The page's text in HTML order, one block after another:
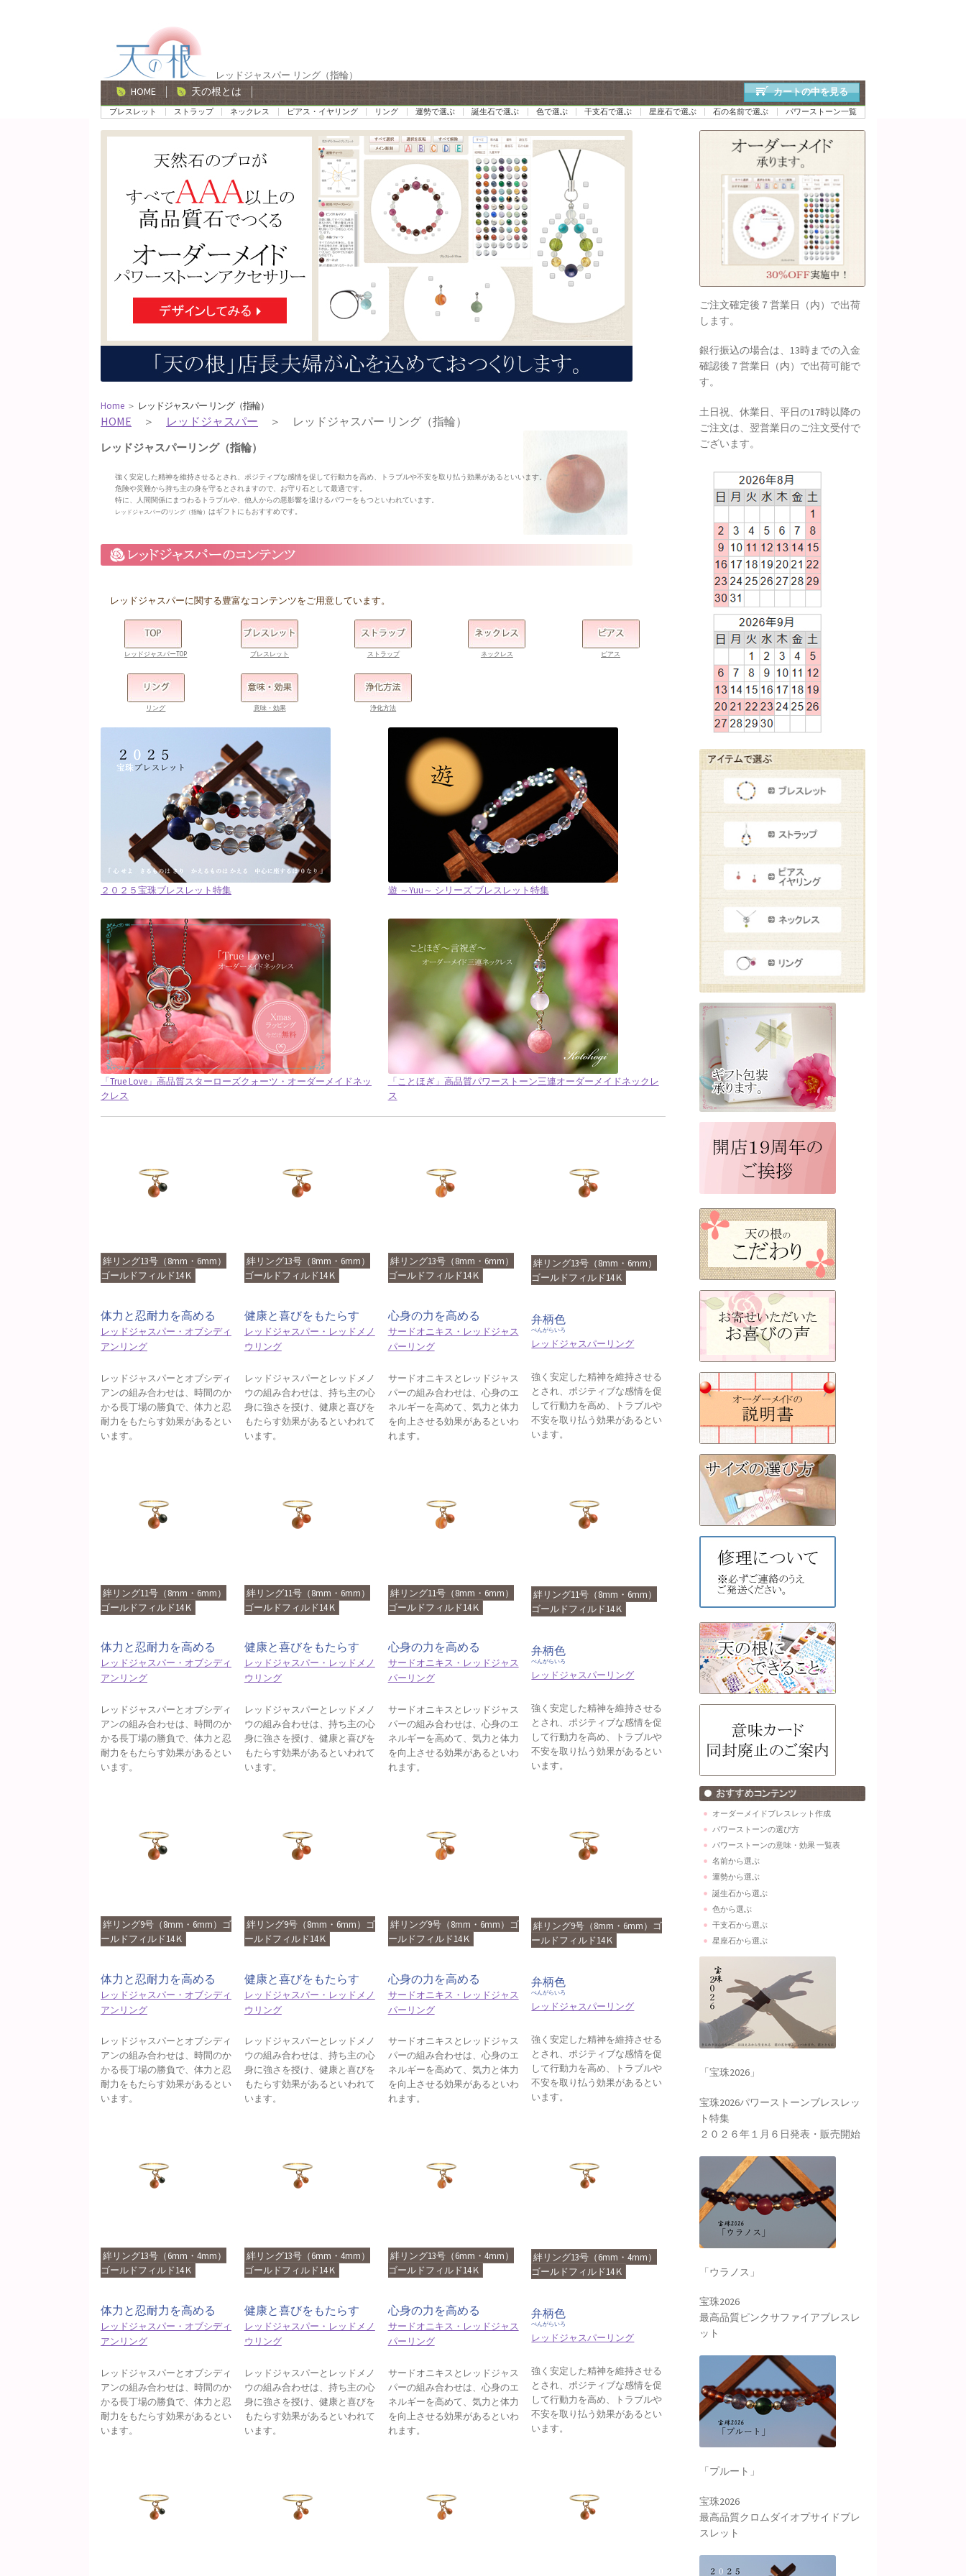
ー
シ
ョ
ン
ン
ツ
へ
ス
レッドジャスパー リング（指輪）
HOME 天の根とは カートの中を見る
ブレスレット ストラップ ネックレス ピアス・イヤリング リング 運勢で選ぶ 誕生石で選ぶ 色で選ぶ 干支石で選ぶ 星座石で選ぶ 石の名前で選ぶ パワーストーン一覧
Home ＞ レッドジャスパー リング（指輪）
HOME ＞ レッドジャスパー ＞ レッドジャスパー リング（指輪）
レッドジャスパーリング（指輪）
強く安定した精神を維持させるとされ、ポジティブな感情を促して行動力を高め、トラブルや不安を取り払う効果があるといいます。
危険や災難から持ち主の身を守るとされますので、お守り石として最適です。
特に、人間関係にまつわるトラブルや、他人からの悪影響を退けるパワーをもつといわれています。
レッドジャスパーの リング（指輪）はギフトにもおすすめです。
レッドジャスパーに関する豊富なコンテンツをご用意しています。
レッドジャスパーTOP ブレスレット ストラップ ネックレス ピアス
リング 意味・効果 浄化方法
２０２５宝珠ブレスレット特集 遊 ～Yuu～ シリーズ ブレスレット特集
「True Love」高品質スターローズクォーツ・オーダーメイドネッ
クレス
「ことほぎ」高品質パワーストーン三連オーダーメイドネックレ
ス
絆リング13号（8mm・6mm）
ゴールドフィルド14Ｋ
体力と忍耐力を高める
レッドジャスパー・オブシディ
アンリング
レッドジャスパーとオブシディ
アンの組み合わせは、時間のか
かる長丁場の勝負で、体力と忍
耐力をもたらす効果があるとい
います。
絆リング13号（8mm・6mm）
ゴールドフィルド14Ｋ
健康と喜びをもたらす
レッドジャスパー・レッドメノ
ウリング
レッドジャスパーとレッドメノ
ウの組み合わせは、持ち主の心
身に強さを授け、健康と喜びを
もたらす効果があるといわれて
います。
絆リング13号（8mm・6mm）
ゴールドフィルド14Ｋ
心身の力を高める
サードオニキス・レッドジャス
パーリング
サードオニキスとレッドジャス
パーの組み合わせは、心身のエ
ネルギーを高めて、気力と体力
を向上させる効果があるといわ
れます。
絆リング13号（8mm・6mm）
ゴールドフィルド14Ｋ
弁柄色
べんがらいろ
レッドジャスパーリング
強く安定した精神を維持させる
とされ、ポジティブな感情を促
して行動力を高め、トラブルや
不安を取り払う効果があるとい
います。
絆リング11号（8mm・6mm）
ゴールドフィルド14Ｋ
体力と忍耐力を高める
レッドジャスパー・オブシディ
アンリング
レッドジャスパーとオブシディ
アンの組み合わせは、時間のか
かる長丁場の勝負で、体力と忍
耐力をもたらす効果があるとい
います。
絆リング11号（8mm・6mm）
ゴールドフィルド14Ｋ
健康と喜びをもたらす
レッドジャスパー・レッドメノ
ウリング
レッドジャスパーとレッドメノ
ウの組み合わせは、持ち主の心
身に強さを授け、健康と喜びを
もたらす効果があるといわれて
います。
絆リング11号（8mm・6mm）
ゴールドフィルド14Ｋ
心身の力を高める
サードオニキス・レッドジャス
パーリング
サードオニキスとレッドジャス
パーの組み合わせは、心身のエ
ネルギーを高めて、気力と体力
を向上させる効果があるといわ
れます。
絆リング11号（8mm・6mm）
ゴールドフィルド14Ｋ
弁柄色
べんがらいろ
レッドジャスパーリング
強く安定した精神を維持させる
とされ、ポジティブな感情を促
して行動力を高め、トラブルや
不安を取り払う効果があるとい
います。
絆リング9号（8mm・6mm）ゴ
ールドフィルド14Ｋ
体力と忍耐力を高める
レッドジャスパー・オブシディ
アンリング
レッドジャスパーとオブシディ
アンの組み合わせは、時間のか
かる長丁場の勝負で、体力と忍
耐力をもたらす効果があるとい
います。
絆リング9号（8mm・6mm）ゴ
ールドフィルド14Ｋ
健康と喜びをもたらす
レッドジャスパー・レッドメノ
ウリング
レッドジャスパーとレッドメノ
ウの組み合わせは、持ち主の心
身に強さを授け、健康と喜びを
もたらす効果があるといわれて
います。
絆リング9号（8mm・6mm）ゴ
ールドフィルド14Ｋ
心身の力を高める
サードオニキス・レッドジャス
パーリング
サードオニキスとレッドジャス
パーの組み合わせは、心身のエ
ネルギーを高めて、気力と体力
を向上させる効果があるといわ
れます。
絆リング9号（8mm・6mm）ゴ
ールドフィルド14Ｋ
弁柄色
べんがらいろ
レッドジャスパーリング
強く安定した精神を維持させる
とされ、ポジティブな感情を促
して行動力を高め、トラブルや
不安を取り払う効果があるとい
います。
絆リング13号（6mm・4mm）
ゴールドフィルド14Ｋ
体力と忍耐力を高める
レッドジャスパー・オブシディ
アンリング
レッドジャスパーとオブシディ
アンの組み合わせは、時間のか
かる長丁場の勝負で、体力と忍
耐力をもたらす効果があるとい
います。
絆リング13号（6mm・4mm）
ゴールドフィルド14Ｋ
健康と喜びをもたらす
レッドジャスパー・レッドメノ
ウリング
レッドジャスパーとレッドメノ
ウの組み合わせは、持ち主の心
身に強さを授け、健康と喜びを
もたらす効果があるといわれて
います。
絆リング13号（6mm・4mm）
ゴールドフィルド14Ｋ
心身の力を高める
サードオニキス・レッドジャス
パーリング
サードオニキスとレッドジャス
パーの組み合わせは、心身のエ
ネルギーを高めて、気力と体力
を向上させる効果があるといわ
れます。
絆リング13号（6mm・4mm）
ゴールドフィルド14Ｋ
弁柄色
べんがらいろ
レッドジャスパーリング
強く安定した精神を維持させる
とされ、ポジティブな感情を促
して行動力を高め、トラブルや
不安を取り払う効果があるとい
います。
ご注文確定後７営業日（内）で出荷
します。
銀行振込の場合は、13時までの入金
確認後７営業日（内）で出荷可能で
す。
土日祝、休業日、平日の17時以降の
ご注文は、翌営業日のご注文受付で
ございます。
オーダーメイドブレスレット作成
パワーストーンの選び方
パワーストーンの意味・効果 一覧表
名前から選ぶ
運勢から選ぶ
誕生石から選ぶ
色から選ぶ
干支石から選ぶ
星座石から選ぶ
「宝珠2026」
宝珠2026パワーストーンブレスレッ
ト特集
２０２６年１月６日発表・販売開始
「ウラノス」
宝珠2026
最高品質ピンクサファイアブレスレ
ット
「プルート」
宝珠2026
最高品質クロムダイオプサイドブレ
スレット